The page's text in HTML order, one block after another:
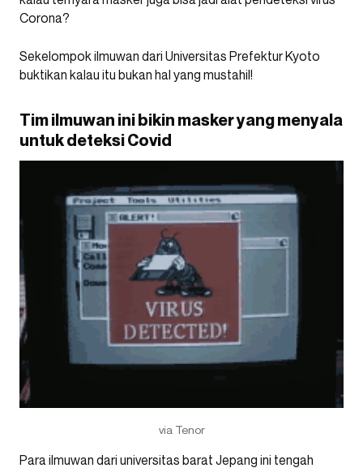
Corona?
Sekelompok ilmuwan dari Universitas Prefektur Kyoto
buktikan kalau itu bukan hal yang mustahil!
Tim ilmuwan ini bikin masker yang menyala
untuk deteksi Covid
via Tenor
Para ilmuwan dari universitas barat Jepang ini tengah